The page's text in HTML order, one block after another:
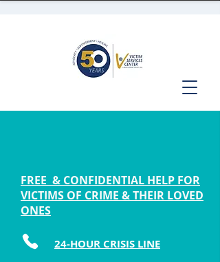
FREE & CONFIDENTIAL HELP FOR
VICTIMS OF CRIME & THEIR LOVED
ONES
24-HOUR CRISIS LINE